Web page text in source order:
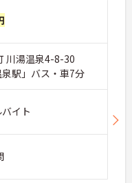
川湯温泉4-8-30
駅」バス・車7分
イト